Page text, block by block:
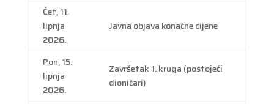
Čet, 11.
lipnja
2026.
Javna objava konačne cijene
Pon, 15.
lipnja
2026.
Završetak 1. kruga (postojeći
dioničari)